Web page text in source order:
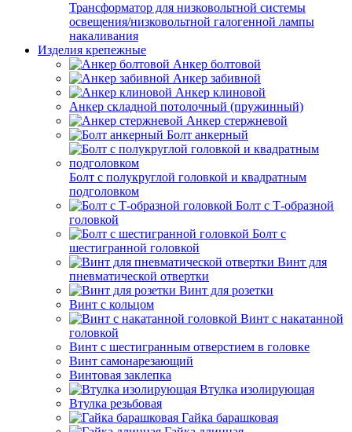
Трансформатор для низковольтной системы
освещения/низковольтной галогенной лампы
накаливания
Изделия крепежные
Анкер болтовой
Анкер забивной
Анкер клиновой
Анкер складной потолочный (пружинный)
Анкер стержневой
Болт анкерный
Болт с полукруглой головкой и квадратным
подголовком
Болт с Т-образной
головкой
Болт с
шестигранной головкой
Винт для
пневматической отвертки
Винт для розетки
Винт с кольцом
Винт с накатанной
головкой
Винт с шестигранным отверстием в головке
Винт самонарезающий
Винтовая заклепка
Втулка изолирующая
Втулка резьбовая
Гайка барашковая